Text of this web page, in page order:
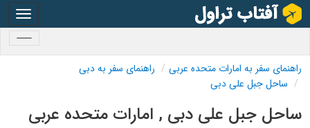
راهنمای سفر به امارات متحده عربی
راهنمای سفر به دبی
ساحل جبل علی دبی
ساحل جبل علی دبی , امارات متحده عربی